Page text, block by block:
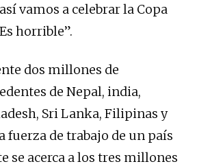
vamos a celebrar la Copa
horrible”.
dos millones de
de Nepal, india,
Sri Lanka, Filipinas y
fuerza de trabajo de un país
se acerca a los tres millones